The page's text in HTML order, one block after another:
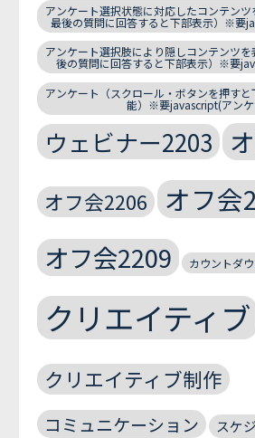
アンケート選択状態に対応したコンテンツ
最後の質問に回答すると下部表示）※要
アンケート選択肢により隠しコンテンツ
後の質問に回答すると下部表示）※要
アンケート（スクロール・ボタンを押す
能）※要javascript(アンケ
ウェビナー2203
オフ会2206 オフ会
オフ会2209 カウントダ
クリエイティブ
クリエイティブ制作
コミュニケーション スケ